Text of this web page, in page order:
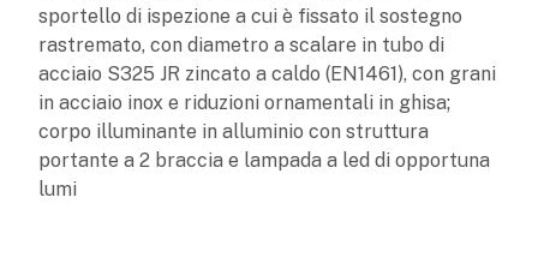
sportello di ispezione a cui è fissato il sostegno
rastremato, con diametro a scalare in tubo di
acciaio S325 JR zincato a caldo (EN1461), con grani
in acciaio inox e riduzioni ornamentali in ghisa;
corpo illuminante in alluminio con struttura
portante a 2 braccia e lampada a led di opportuna
lumi